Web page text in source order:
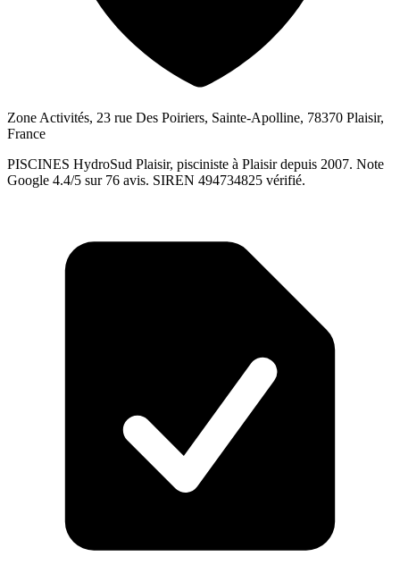
Zone Activités, 23 rue Des Poiriers, Sainte-Apolline, 78370 Plaisir,
France
PISCINES HydroSud Plaisir, pisciniste à Plaisir depuis 2007. Note
Google 4.4/5 sur 76 avis. SIREN 494734825 vérifié.